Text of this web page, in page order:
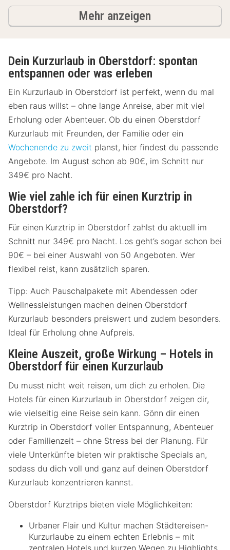
Mehr anzeigen
Dein Kurzurlaub in Oberstdorf: spontan
entspannen oder was erleben
Ein Kurzurlaub in Oberstdorf ist perfekt, wenn du mal
eben raus willst – ohne lange Anreise, aber mit viel
Erholung oder Abenteuer. Ob du einen Oberstdorf
Kurzurlaub mit Freunden, der Familie oder ein
Wochenende zu zweit planst, hier findest du passende
Angebote. Im August schon ab 90€, im Schnitt nur
349€ pro Nacht.
Wie viel zahle ich für einen Kurztrip in
Oberstdorf?
Für einen Kurztrip in Oberstdorf zahlst du aktuell im
Schnitt nur 349€ pro Nacht. Los geht’s sogar schon bei
90€ – bei einer Auswahl von 50 Angeboten. Wer
flexibel reist, kann zusätzlich sparen.
Tipp: Auch Pauschalpakete mit Abendessen oder
Wellnessleistungen machen deinen Oberstdorf
Kurzurlaub besonders preiswert und zudem besonders.
Ideal für Erholung ohne Aufpreis.
Kleine Auszeit, große Wirkung – Hotels in
Oberstdorf für einen Kurzurlaub
Du musst nicht weit reisen, um dich zu erholen. Die
Hotels für einen Kurzurlaub in Oberstdorf zeigen dir,
wie vielseitig eine Reise sein kann. Gönn dir einen
Kurztrip in Oberstdorf voller Entspannung, Abenteuer
oder Familienzeit – ohne Stress bei der Planung. Für
viele Unterkünfte bieten wir praktische Specials an,
sodass du dich voll und ganz auf deinen Oberstdorf
Kurzurlaub konzentrieren kannst.
Oberstdorf Kurztrips bieten viele Möglichkeiten:
Urbaner Flair und Kultur machen Städtereisen-
Kurzurlaube zu einem echten Erlebnis – mit
zentralen Hotels und kurzen Wegen zu Highlights.